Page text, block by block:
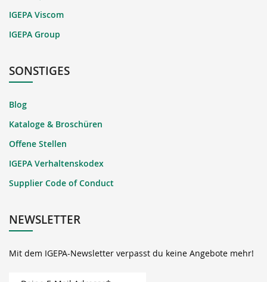
IGEPA Viscom
IGEPA Group
SONSTIGES
Blog
Kataloge & Broschüren
Offene Stellen
IGEPA Verhaltenskodex
Supplier Code of Conduct
NEWSLETTER
Mit dem IGEPA-Newsletter verpasst du keine Angebote mehr!